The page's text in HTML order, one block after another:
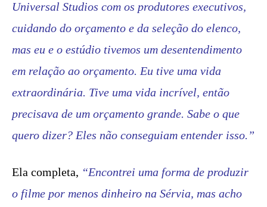
Universal Studios com os produtores executivos,
cuidando do orçamento e da seleção do elenco,
mas eu e o estúdio tivemos um desentendimento
em relação ao orçamento. Eu tive uma vida
extraordinária. Tive uma vida incrível, então
precisava de um orçamento grande. Sabe o que
quero dizer? Eles não conseguiam entender isso.”
Ela completa, “Encontrei uma forma de produzir
o filme por menos dinheiro na Sérvia, mas acho